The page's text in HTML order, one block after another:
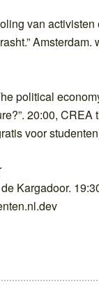
van
Amsterdam.
political
20:00, CREA
voor
Kargadoor.